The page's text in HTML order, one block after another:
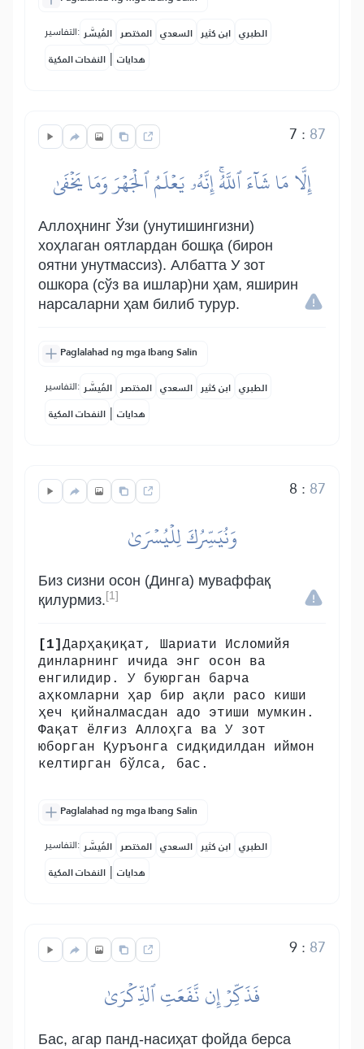
التفاسير: المُيسَّر المختصر السعدي ابن كثير الطبري
النفحات المكية | هدايات
7 : 87
إِلَّا مَا شَآءَ ٱللَّهُۚ إِنَّهُۥ يَعۡلَمُ ٱلۡجَهۡرَ وَمَا يَخۡفَىٰ
Аллоҳнинг Ўзи (унутишингизни)
хоҳлаган оятлардан бошқа (бирон
оятни унутмассиз). Албатта У зот
ошкора (сўз ва ишлар)ни ҳам, яширин
нарсаларни ҳам билиб турур.
Paglalahad ng mga Ibang Salin
التفاسير: المُيسَّر المختصر السعدي ابن كثير الطبري
النفحات المكية | هدايات
8 : 87
وَنُيَسِّرُكَ لِلۡيُسۡرَىٰ
Биз сизни осон (Динга) муваффақ
қилурмиз. [1]
[1] Дарҳақиқат, Шариати Исломийя
динларнинг ичида энг осон ва
енгилидир. У буюрган барча
аҳкомларни ҳар бир ақли расо киши
ҳеч қийналмасдан адо этиши мумкин.
Фақат ёлғиз Аллоҳга ва У зот
юборган Қуръонга сидқидилдан иймон
келтирган бўлса, бас.
Paglalahad ng mga Ibang Salin
التفاسير: المُيسَّر المختصر السعدي ابن كثير الطبري
النفحات المكية | هدايات
9: 87
فَذَكِّرۡ إِن نَّفَعَتِ ٱلذِّكۡرَىٰ
Бас, агар панд-насиҳат фойда берса